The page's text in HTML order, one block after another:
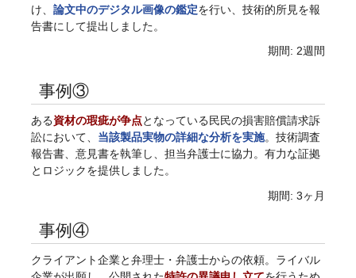
け、 論文中のデジタル画像の鑑定を行い、技術的所見を報
告書にして提出しました。
期間: 2週間
事例③
ある資材の瑕疵が争点となっている民民の損害賠償請求訴
訟において、 当該製品実物の詳細な分析を実施。技術調査
報告書、意見書を執筆し、担当弁護士に協力。有力な証拠
とロジックを提供しました。
期間: 3ヶ月
事例④
クライアント企業と弁理士・弁護士からの依頼。ライバル